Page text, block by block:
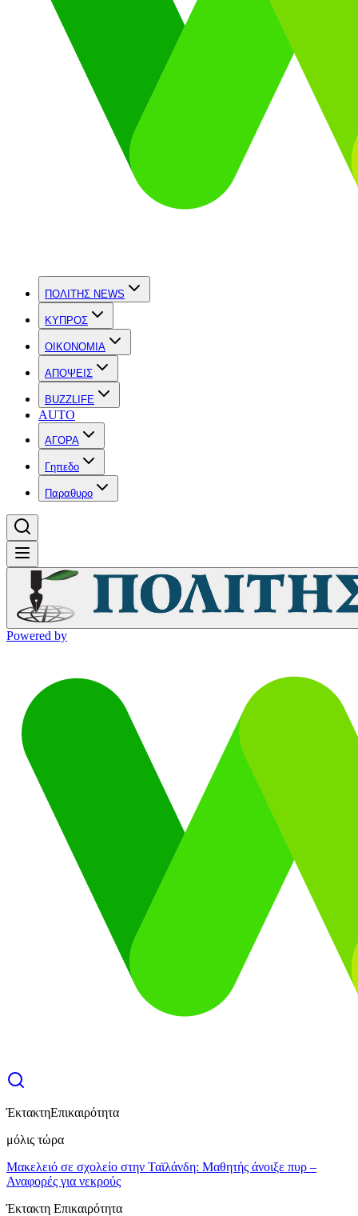
ΠΟΛΙΤΗΣ NEWS
ΚΥΠΡΟΣ
OIKONOMIA
ΑΠΟΨΕΙΣ
BUZZLIFE
AUTO
ΑΓΟΡΑ
Γηπεδο
Παραθυρο
Powered by
ΈκτακτηΕπικαιρότητα
μόλις τώρα
Μακελειό σε σχολείο στην Ταϊλάνδη: Μαθητής άνοιξε πυρ –
Αναφορές για νεκρούς
Έκτακτη Επικαιρότητα